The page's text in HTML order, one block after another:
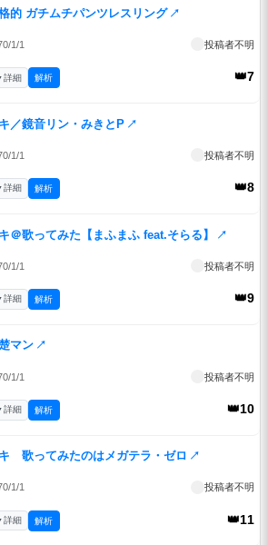
的 ガチムチパンツレスリング ↗
1/1 投稿者不明
👑7
詳細 解析
／鏡音リン・みきとP ↗
1/1 投稿者不明
👑8
詳細 解析
＠歌ってみた【まふまふ feat.そらる】 ↗
1/1 投稿者不明
👑9
詳細 解析
マン ↗
1/1 投稿者不明
👑10
詳細 解析
歌ってみたのはメガテラ・ゼロ ↗
1/1 投稿者不明
👑11
詳細 解析